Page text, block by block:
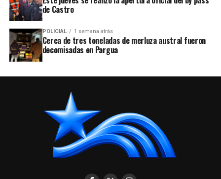
de Castro
POLICIAL 1 semana atrás
Cerca de tres toneladas de merluza austral fueron
decomisadas en Pargua